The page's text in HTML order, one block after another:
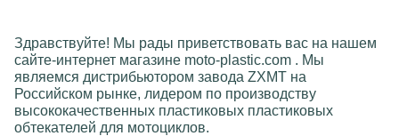
Здравствуйте! Мы рады приветствовать вас на нашем
сайте-интернет магазине moto-plastic.com . Мы
являемся дистрибьютором завода ZXMT на
Российском рынке, лидером по производству
высококачественных пластиковых пластиковых
обтекателей для мотоциклов.